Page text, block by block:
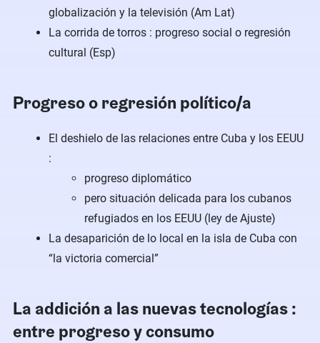
globalización y la televisión (Am Lat)
La corrida de torros : progreso social o regresión
cultural (Esp)
Progreso o regresión político/a
El deshielo de las relaciones entre Cuba y los EEUU
:
progreso diplomático
pero situación delicada para los cubanos
refugiados en los EEUU (ley de Ajuste)
La desaparición de lo local en la isla de Cuba con
“la victoria comercial”
La addición a las nuevas tecnologías :
entre progreso y consumo